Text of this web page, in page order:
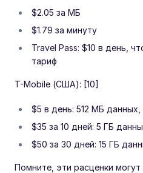
$2.05 за МБ
$1.79 за минуту
Travel Pass: $10 в день,
тариф
T-Mobile (США): [10]
$5 в день: 512 МБ данных,
$35 за 10 дней: 5 ГБ
$50 за 30 дней: 15 ГБ
Помните, эти расценки могут